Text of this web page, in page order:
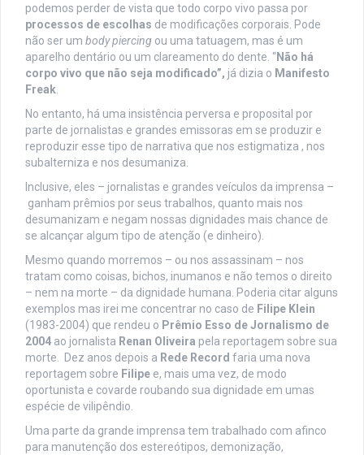
podemos perder de vista que todo corpo vivo passa por
processos de escolhas de modificações corporais. Pode
não ser um body piercing ou uma tatuagem, mas é um
aparelho dentário ou um clareamento do dente. “Não há
corpo vivo que não seja modificado”, já dizia o Manifesto
Freak
No entanto, há uma insistência perversa e proposital por
parte de jornalistas e grandes emissoras em se produzir e
reproduzir esse tipo de narrativa que nos estigmatiza , nos
subalterniza e nos desumaniza.
Inclusive, eles – jornalistas e grandes veículos da imprensa –
ganham prêmios por seus trabalhos, quanto mais nos
desumanizam e negam nossas dignidades mais chance de
se alcançar algum tipo de atenção (e dinheiro).
Mesmo quando morremos – ou nos assassinam – nos
tratam como coisas, bichos, inumanos e não temos o direito
– nem na morte – da dignidade humana. Poderia citar alguns
exemplos mas irei me concentrar no caso de Filipe Klein
(1983-2004) que rendeu o Prêmio Esso de Jornalismo de
2004 ao jornalista Renan Oliveira pela reportagem sobre sua
morte. Dez anos depois a Rede Record faria uma nova
reportagem sobre Filipe e, mais uma vez, de modo
oportunista e covarde roubando sua dignidade em umas
espécie de vilipêndio.
Uma parte da grande imprensa tem trabalhado com afinco
para manutenção dos estereótipos, demonização,